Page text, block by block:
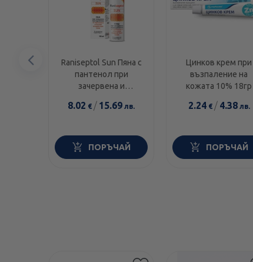
Raniseptol Sun Пяна с
пантенол при
зачервена и
мл
8.02 € / 15.69 лв.
ПОРЪЧАЙ
Цинков крем при
възпаление на
кожата 10% 18гр
2.24€ / 4.38лв.
ПОРЪЧАЙ
Предишен
елемент